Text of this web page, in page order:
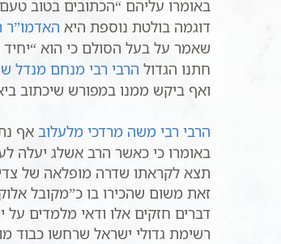
באומרו עליהם “הכתובים בטוב
דוגמה בולטת נוספת היא האדמו”ר
שאמר על בעל הסולם כי הוא “יחיד
חתנו הגדול הרבי רבי מנחם מנדל
ואף ביקש ממנו במפורש שיכתוב
הרבי רבי משה מרדכי מלעלוב אף
באומרו כי כאשר הרב אשלג יעלה
תצא לקראתו שדרה מופלאה של
זאת משום שהכירו בו כ”מקובל
דברים חזקים אלו ודאי מלמדים
רשימת גדולי ישראל שרחשו כבוד